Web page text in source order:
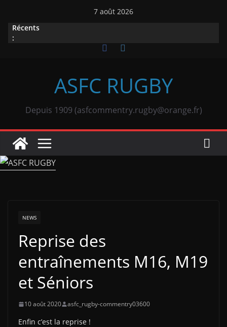
contenu
7 août 2026
Récents
:
ASFC RUGBY
Depuis 1909 (asfcommentry.rugby@orange.fr)
NEWS
Reprise des
entraînements M16, M19
et Séniors
10 août 2020 asfc_rugby-commentry03600
Enfin c’est la reprise !